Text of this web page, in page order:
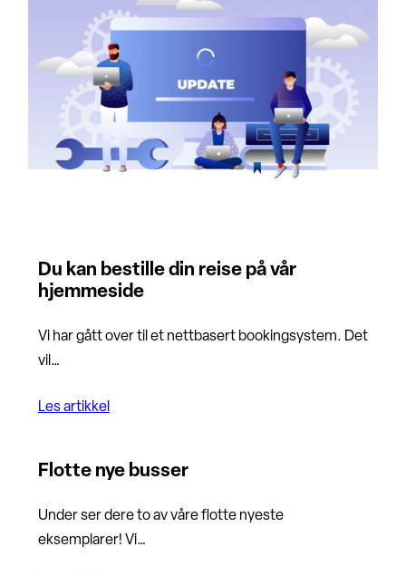
Du kan bestille din reise på vår
hjemmeside
Vi har gått over til et nettbasert bookingsystem. Det
vil…
Les artikkel
Flotte nye busser
Under ser dere to av våre flotte nyeste
eksemplarer! Vi…